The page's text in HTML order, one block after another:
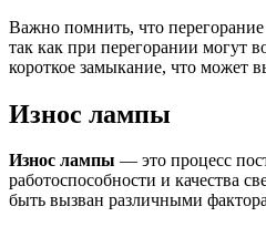
Важно помнить, что
так как при перегорании могут
короткое замыкание, что может
Износ лампы
Износ лампы — это процесс
работоспособности и качества
быть вызван различными